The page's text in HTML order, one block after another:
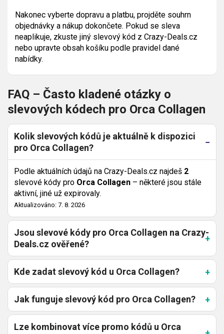
Nakonec vyberte dopravu a platbu, projděte souhrn
objednávky a nákup dokončete. Pokud se sleva
neaplikuje, zkuste jiný slevový kód z Crazy-Deals.cz
nebo upravte obsah košíku podle pravidel dané
nabídky.
FAQ – Často kladené otázky o
slevových kódech pro Orca Collagen
Kolik slevových kódů je aktuálně k dispozici
pro Orca Collagen?
Podle aktuálních údajů na Crazy-Deals.cz najdeš 2
slevové kódy pro Orca Collagen – některé jsou stále
aktivní, jiné už expirovaly.
Aktualizováno: 7. 8. 2026
Jsou slevové kódy pro Orca Collagen na Crazy-
Deals.cz ověřené?
Kde zadat slevový kód u Orca Collagen?
Jak funguje slevový kód pro Orca Collagen?
Lze kombinovat více promo kódů u Orca